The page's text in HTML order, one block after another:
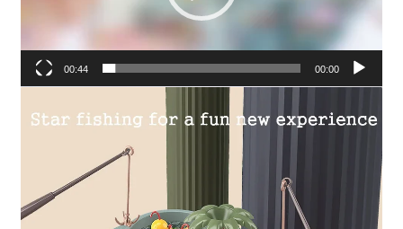
00:00
00:44